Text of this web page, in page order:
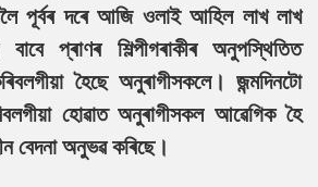
পূৰ্বৰ দৰে আজি ওলাই আহিল লাখ লাখ
প্ৰাণৰ শিল্পীগৰাকীৰ অনুপস্থিতিত
হৈছে অনুৰাগীসকলে। জন্মদিনটো
হোৱাত অনুৰাগীসকল আৱেগিক হৈ
বেদনা অনুভৱ কৰিছে।